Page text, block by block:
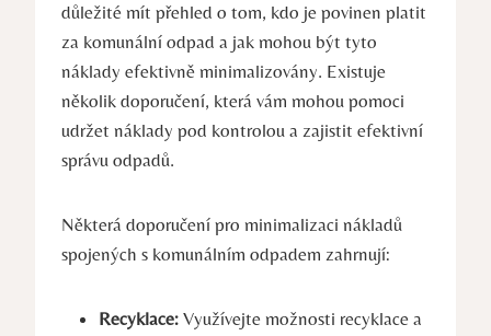
důležité mít přehled o tom, kdo je povinen platit
za komunální odpad a jak mohou být tyto
náklady efektivně minimalizovány. Existuje
několik doporučení, která vám mohou pomoci
udržet náklady pod kontrolou a zajistit efektivní
správu odpadů.
Některá doporučení pro minimalizaci nákladů
spojených s komunálním odpadem zahrnují:
Recyklace: Využívejte možnosti recyklace a